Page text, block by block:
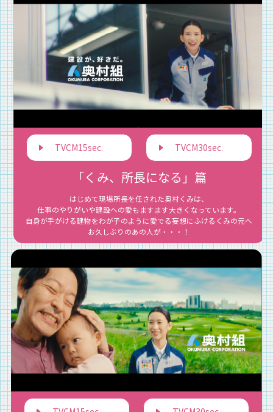
TVCM15sec. TVCM30sec.
「くみ、所長になる」篇
はじめて現場所長を任された奥村くみは、
仕事のやりがいや建設への愛もますます大きくなっています。
自身が手がける建物をわが子のように愛でる妄想にふけるくみの元へ
お久しぶりのあの人が・・・！